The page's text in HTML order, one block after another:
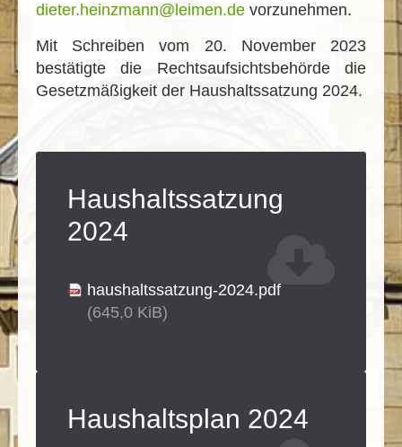
dieter.heinzmann@leimen.de vorzunehmen.
Mit Schreiben vom 20. November 2023
bestätigte die Rechtsaufsichtsbehörde die
Gesetzmäßigkeit der Haushaltssatzung 2024.
Haushaltssatzung
2024
haushaltssatzung-2024.pdf
(645,0 KiB)
Haushaltsplan 2024